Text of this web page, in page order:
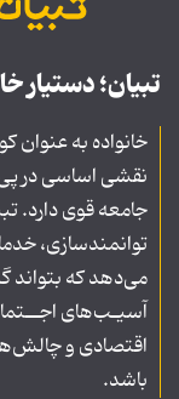
تبیان؛ دستیار
خانواده به
نقشی اساسی در
جامعه قوی دارد.
توانمندسازی،
می‌دهد که
آسیـب‌های
اقتصادی و
باشد.